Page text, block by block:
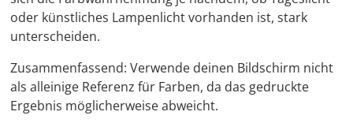
oder künstliches Lampenlicht vorhanden ist, stark
unterscheiden.
Zusammenfassend: Verwende deinen Bildschirm nicht
als alleinige Referenz für Farben, da das gedruckte
Ergebnis möglicherweise abweicht.